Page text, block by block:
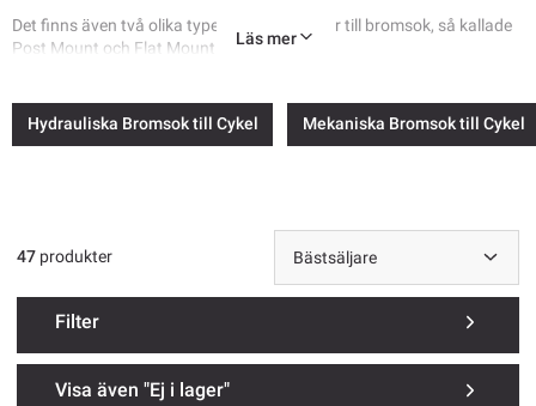
Hydrauliska Bromsok till Cykel Mekaniska Bromsok till Cykel
Det finns även två olika typer av infästningar till bromsok, så kallade
Post Mount och Flat Mount.
Läs mer
Filter
Visa även "Ej i lager"
47 produkter